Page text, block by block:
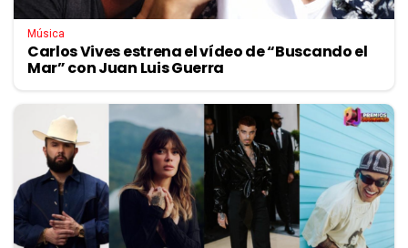
Música
Carlos Vives estrena el vídeo de “Buscando el
Mar” con Juan Luis Guerra